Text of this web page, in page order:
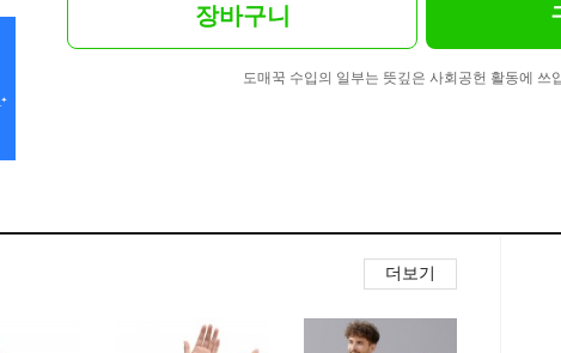
장바구니
도매꾹 수입의 일부는 뜻깊은 사회공헌 활동에 쓰
더보기